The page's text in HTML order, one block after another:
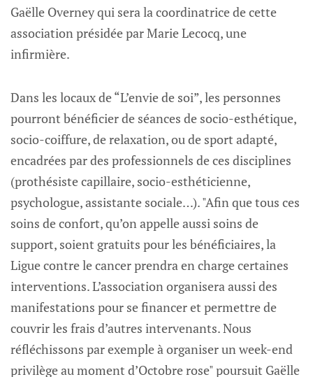
Gaëlle Overney qui sera la coordinatrice de cette
association présidée par Marie Lecocq, une
infirmière.
Dans les locaux de “L’envie de soi”, les personnes
pourront bénéficier de séances de socio-esthétique,
socio-coiffure, de relaxation, ou de sport adapté,
encadrées par des professionnels de ces disciplines
(prothésiste capillaire, socio-esthéticienne,
psychologue, assistante sociale…). "Afin que tous ces
soins de confort, qu’on appelle aussi soins de
support, soient gratuits pour les bénéficiaires, la
Ligue contre le cancer prendra en charge certaines
interventions. L’association organisera aussi des
manifestations pour se financer et permettre de
couvrir les frais d’autres intervenants. Nous
réfléchissons par exemple à organiser un week-end
privilège au moment d’Octobre rose" poursuit Gaëlle